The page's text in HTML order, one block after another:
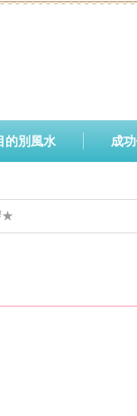
的別風水 成
★